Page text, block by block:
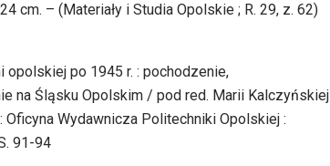
cm. – (Materiały i Studia Opolskie ; R. 29, z. 62)
po 1945 r. : pochodzenie,
na Śląsku Opolskim / pod red. Marii Kalczyńskiej
Wydawnicza Politechniki Opolskiej :
91-94